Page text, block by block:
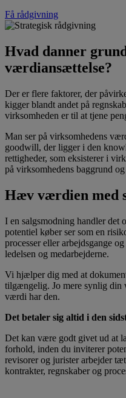
Få rådgivning
Hvad danner
værdiansættelse?
Der er flere faktorer, der
kigger blandt andet på
virksomheden er til at tjene
Man ser på virksomhedens
goodwill, der ligger i den
rettigheder, som eksisterer i
på virksomhedens baggrund
Hæv værdien med
I en salgsmodning handler det
potentiel køber ser som en
processer eller arbejdsgange
ledelsen og medarbejderne.
Vi hjælper dig med at
tilgængelig. Jo mere synlig din
værdi har den.
Det betaler sig altid i den
Det kan være godt givet ud at
forhold, inden du inviterer
revisorer og jurister arbejder
kontrakter, regnskaber og